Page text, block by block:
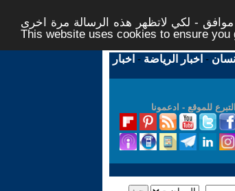
- لكي لاتظهر هذه الرسالة مرة اخرى -
This website uses cookies to ensure
- اخبار الرياضة - اخبار
التبرع للموقع - ادعمونا